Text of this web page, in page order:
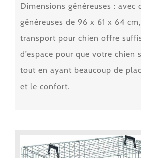
Dimensions généreuses : avec
généreuses de 96 x 61 x 64
transport pour chien offre
d’espace pour que votre chien
tout en ayant beaucoup de
et le confort.